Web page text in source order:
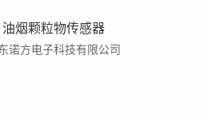
油烟颗粒物传感器
诺方电子科技有限公司